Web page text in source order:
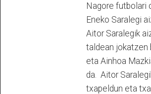
Nagore futbolari
Eneko Saralegi
Aitor Saralegik
taldean jokatzen
eta Ainhoa
da. Aitor
txapeldun eta